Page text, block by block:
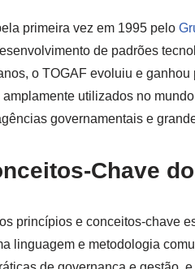
primeira vez em 1995 pelo
de padrões
o TOGAF evoluiu e
utilizados no
governamentais e
Chave do
princípios e conceitos-chave
linguagem e metodologia